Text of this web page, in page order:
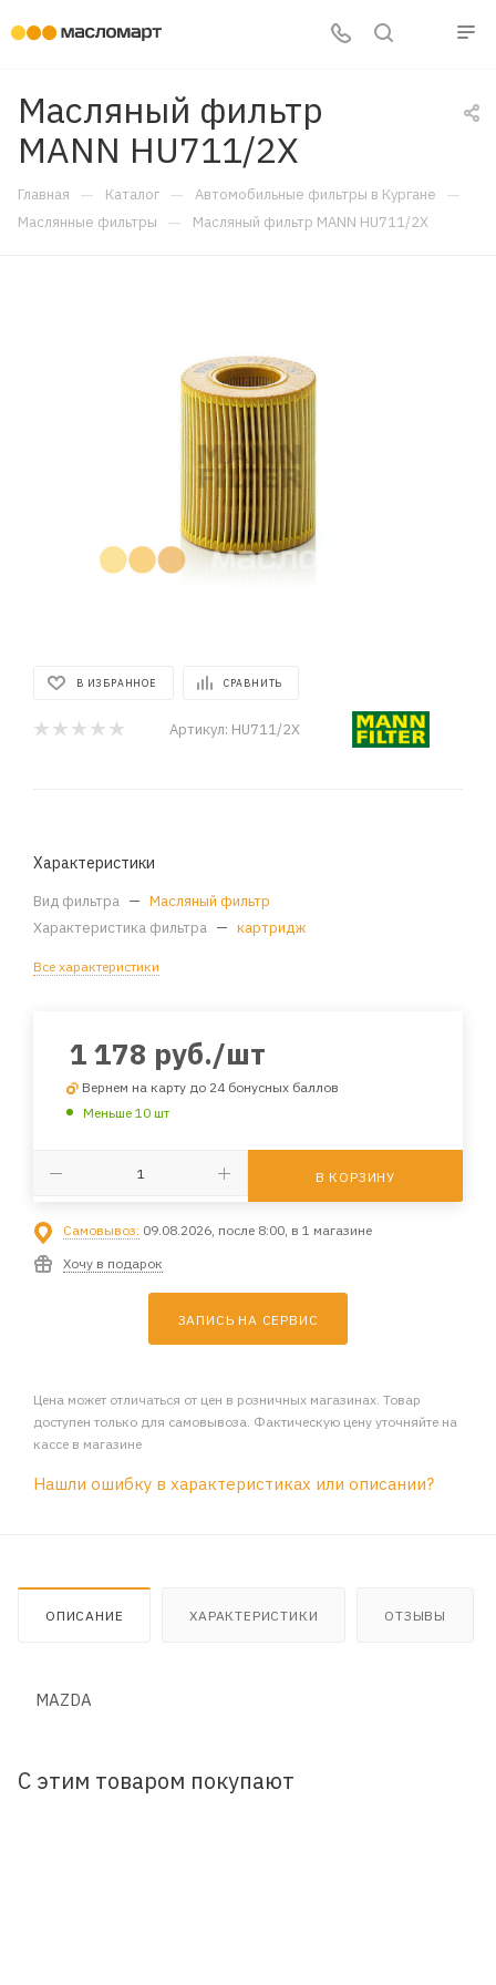
Масляный фильтр
MANN HU711/2X
Главная — Каталог — Автомобильные фильтры в Кургане —
Маслянные фильтры — Масляный фильтр MANN HU711/2X
В ИЗБРАННОЕ СРАВНИТЬ
Артикул: HU711/2X
Характеристики
Вид фильтра — Масляный фильтр
Характеристика фильтра — картридж
Все характеристики
1 178 руб./шт
Вернем на карту до 24 бонусных баллов
Меньше 10 шт
В КОРЗИНУ
Самовывоз: 09.08.2026, после 8:00, в 1 магазине
Хочу в подарок
ЗАПИСЬ НА СЕРВИС
Цена может отличаться от цен в розничных магазинах. Товар
доступен только для самовывоза. Фактическую цену уточняйте на
кассе в магазине
Нашли ошибку в характеристиках или описании?
ОПИСАНИЕ ХАРАКТЕРИСТИКИ ОТЗЫВЫ
MAZDA
С этим товаром покупают